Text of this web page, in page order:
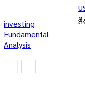
investing
Fundamental
Analysis
สิ